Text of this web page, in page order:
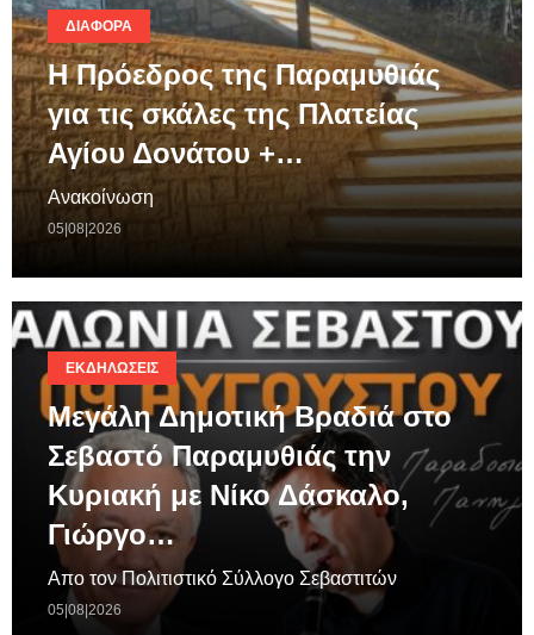
ΔΙΆΦΟΡΑ
Η Πρόεδρος της Παραμυθιάς
για τις σκάλες της Πλατείας
Αγίου Δονάτου +…
Ανακοίνωση
05|08|2026
ΕΚΔΗΛΏΣΕΙΣ
Μεγάλη Δημοτική Βραδιά στο
Σεβαστό Παραμυθιάς την
Κυριακή με Νίκο Δάσκαλο,
Γιώργο…
Απο τον Πολιτιστικό Σύλλογο Σεβαστιτών
05|08|2026